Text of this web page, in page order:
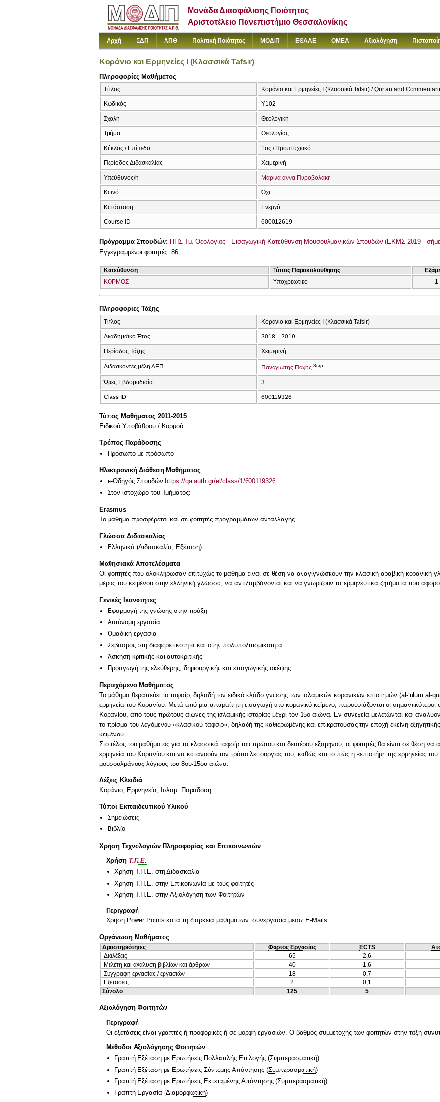
Μονάδα Διασφάλισης Ποιότητας
Αριστοτέλειο Πανεπιστήμιο Θεσσαλονίκης
Αρχή ΣΔΠ ΑΠΘ Πολιτική Ποιότητας ΜΟΔΙΠ ΕΘΑΑΕ ΟΜΕΑ Αξιολόγηση
Κοράνιο και Ερμηνείες I (Κλασσικά Tafsir)
Πληροφορίες Μαθήματος
Τίτλος Κοράνιο και Ερμηνείες I (Κλασσικά Tafsir) / Qur’an and
Κωδικός Υ102
Σχολή Θεολογική
Τμήμα Θεολογίας
Κύκλος / Επίπεδο 1ος / Προπτυχιακό
Περίοδος Διδασκαλίας Χειμερινή
Υπεύθυνος/η Μαρίνα άννα Πυροβολάκη
Κοινό Όχι
Κατάσταση Ενεργό
Course ID 600012619
Πρόγραμμα Σπουδών: ΠΠΣ Τμ. Θεολογίας - Εισαγωγική Κατεύθυνση Μουσουλμανικών Σπουδών (ΕΚΜΣ 2019 -
Εγγεγραμμένοι φοιτητές: 86
Κατεύθυνση Τύπος Παρακολούθησης
ΚΟΡΜΟΣ
Υποχρεωτικό 1
Πληροφορίες Τάξης
Τίτλος Κοράνιο και Ερμηνείες I (Κλασσικά Tafsir)
Ακαδημαϊκό Έτος 2018 – 2019
Περίοδος Τάξης Χειμερινή
Διδάσκοντες μέλη ΔΕΠ Παναγιώτης Παχής 3ωρ
Ώρες Εβδομαδιαία 3
Class ID 600119326
Τύπος Μαθήματος 2011-2015
Ειδικού Υποβάθρου / Κορμού
Τρόπος Παράδοσης
Πρόσωπο με πρόσωπο
Ηλεκτρονική Διάθεση Μαθήματος
e-Οδηγός Σπουδών https://qa.auth.gr/el/class/1/600119326
Στον ιστοχώρο του Τμήματος:
Erasmus
Το μάθημα προσφέρεται και σε φοιτητές προγραμμάτων ανταλλαγής.
Γλώσσα Διδασκαλίας
Ελληνικά (Διδασκαλία, Εξέταση)
Μαθησιακά Αποτελέσματα
Οι φοιτητές που ολοκλήρωσαν επιτυχώς το μάθημα είναι σε θέση να αναγιγνώσκουν την κλασική αραβική κορανική
μέρος του κειμένου στην ελληνική γλώσσα, να αντιλαμβάνονται και να γνωρίζουν τα ερμηνευτικά ζητήματα που
Γενικές Ικανότητες
Εφαρμογή της γνώσης στην πράξη
Αυτόνομη εργασία
Ομαδική εργασία
Σεβασμός στη διαφορετικότητα και στην πολυπολιτισμικότητα
Άσκηση κριτικής και αυτοκριτικής
Προαγωγή της ελεύθερης, δημιουργικής και επαγωγικής σκέψης
Περιεχόμενο Μαθήματος
Το μάθημα θεραπεύει το ταφσίρ, δηλαδή τον ειδικό κλάδο γνώσης των ισλαμικών κορανικών επιστημών (al-‘ulūm al-
ερμηνεία του Κορανίου. Μετά από μια απαραίτητη εισαγωγή στο κορανικό κείμενο, παρουσιάζονται οι
Κορανίου, από τους πρώτους αιώνες της ισλαμικής ιστορίας μέχρι τον 15ο αιώνα. Εν συνεχεία μελετώνται και
το πρίσμα του λεγόμενου «κλασικού ταφσίρ», δηλαδή της καθιερωμένης και επικρατούσας την εποχή εκείνη
κειμένου.
Στο τέλος του μαθήματος για τα κλασσικά ταφσίρ του πρώτου και δευτέρου εξαμήνου, οι φοιτητές θα είναι σε θέση να
ερμηνεία του Κορανίου και να κατανοούν τον τρόπο λειτουργίας του, καθώς και το πώς η «επιστήμη της ερμηνείας
Λέξεις Κλειδιά
Κοράνιο, Ερμνηνεία, Ισλαμ. Παραδοση
Τύποι Εκπαιδευτικού Υλικού
Σημειώσεις
Βιβλίο
Χρήση Τεχνολογιών Πληροφορίας και Επικοινωνιών
Χρήση Τ.Π.Ε.
Χρήση Τ.Π.Ε. στη Διδασκαλία
Χρήση Τ.Π.Ε. στην Επικοινωνία με τους φοιτητές
Χρήση Τ.Π.Ε. στην Αξιολόγηση των Φοιτητών
Περιγραφή
Χρήση Power Points κατά τη διάρκεια μαθημάτων. συνεργασία μέσω E-Mails.
Οργάνωση Μαθήματος
Δραστηριότητες Φόρτος Εργασίας ECTS
Διαλέξεις
65 2,6
Μελέτη και ανάλυση βιβλίων και άρθρων
40 1,6
Συγγραφή εργασίας / εργασιών
18 0,7
Εξετάσεις
2 0,1
Σύνολο
125 5
Αξιολόγηση Φοιτητών
Περιγραφή
Οι εξετάσεις είναι γραπτές ή προφορικές ή σε μορφή εργασιών. Ο βαθμός συμμετοχής των φοιτητών στην τάξη
Μέθοδοι Αξιολόγησης Φοιτητών
Γραπτή Εξέταση με Ερωτήσεις Πολλαπλής Επιλογής (Συμπερασματική)
Γραπτή Εξέταση με Ερωτήσεις Σύντομης Απάντησης (Συμπερασματική)
Γραπτή Εξέταση με Ερωτήσεις Εκτεταμένης Απάντησης (Συμπερασματική)
Γραπτή Εργασία (Διαμορφωτική)